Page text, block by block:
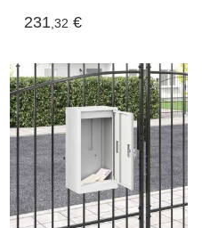
cm (Argent)
231,32 €